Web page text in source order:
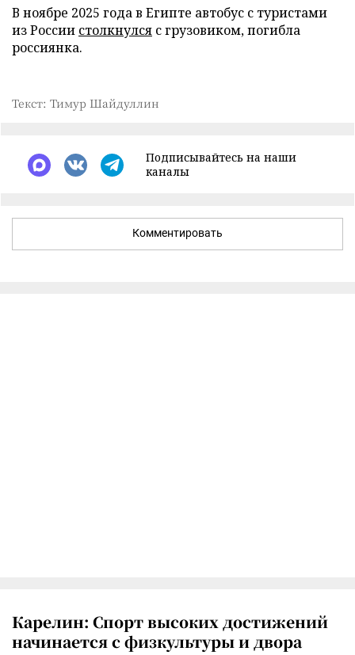
В ноябре 2025 года в Египте автобус с туристами
из России столкнулся с грузовиком, погибла
россиянка.
Текст: Тимур Шайдуллин
Подписывайтесь на наши
каналы
Комментировать
Карелин: Спорт высоких достижений
начинается с физкультуры и двора